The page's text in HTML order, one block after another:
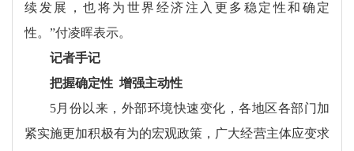
续发展，也将为世界经济注入更多稳定性和确定
性。”付凌晖表示。
记者手记
把握确定性 增强主动性
5月份以来，外部环境快速变化，各地区各部门加
紧实施更加积极有为的宏观政策，广大经营主体应变求